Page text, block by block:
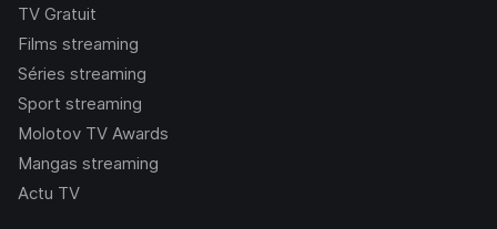
TV Gratuit
Films streaming
Séries streaming
Sport streaming
Molotov TV Awards
Mangas streaming
Actu TV